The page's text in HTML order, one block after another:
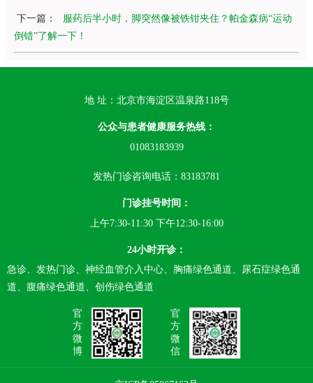
下一篇：
服药后半小时，脚突然像被铁钳夹住？帕金森病“运动
倒错”了解一下！
地 址：北京市海淀区温泉路118号
公众与患者健康服务热线：
01083183939
发热门诊咨询电话：83183781
门诊挂号时间：
上午7:30-11:30 下午12:30-16:00
24小时开诊：
急诊、发热门诊、神经血管介入中心、胸痛绿色通道、尿石症绿色通
道、腹痛绿色通道、创伤绿色通道
官
方
微
博
官
方
微
信